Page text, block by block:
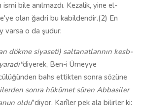
bile anılmazdı. Kezalik, yine el-
olan ğadri bu kabildendir.(2) En
varsa o da şudur:
dökme siyaseti) saltanatlarının kesb-
diyerek, Ben-i Ümeyye
bahs ettikten sonra sözüne
sonra hükümet süren Abbasiler
oldu"diyor. Karîler pek ala bilirler ki: